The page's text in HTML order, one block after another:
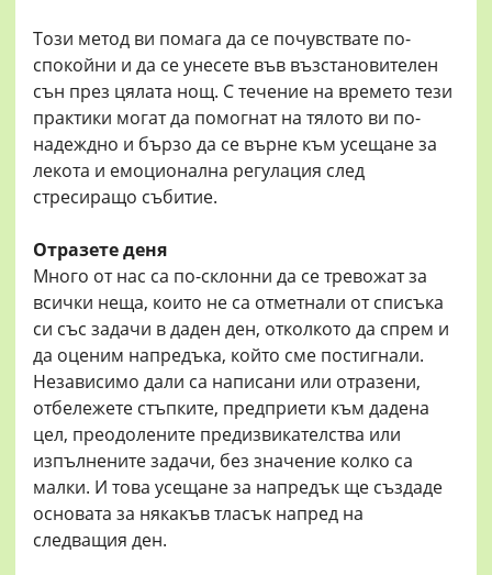
Този метод ви помага да се почувствате по-
спокойни и да се унесете във възстановителен
сън през цялата нощ. С течение на времето тези
практики могат да помогнат на тялото ви по-
надеждно и бързо да се върне към усещане за
лекота и емоционална регулация след
стресиращо събитие.
Отразете деня
Много от нас са по-склонни да се тревожат за
всички неща, които не са отметнали от списъка
си със задачи в даден ден, отколкото да спрем и
да оценим напредъка, който сме постигнали.
Независимо дали са написани или отразени,
отбележете стъпките, предприети към дадена
цел, преодолените предизвикателства или
изпълнените задачи, без значение колко са
малки. И това усещане за напредък ще създаде
основата за някакъв тласък напред на
следващия ден.